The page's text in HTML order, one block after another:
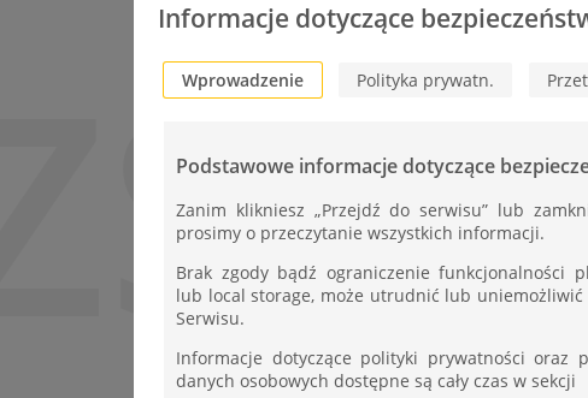
ZST
Informacje dotyczące
Wprowadzenie Polityka prywatn.
Podstawowe informacje dotyczące
Zanim klikniesz „Przejdź do serwisu” lub
prosimy o przeczytanie wszystkich informacji.
Brak zgody bądź ograniczenie funkcjonalności
lub local storage, może utrudnić lub uniemożliwić
Serwisu.
Informacje dotyczące polityki prywatności oraz
danych osobowych dostępne są cały czas w sekcji